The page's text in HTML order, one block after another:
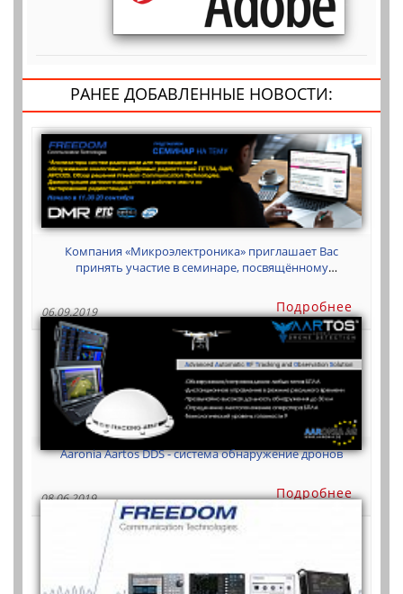
РАНЕЕ ДОБАВЛЕННЫЕ НОВОСТИ:
Компания «Микроэлектроника» приглашает Вас
принять участие в семинаре, посвящённому
радиосвязи компании Freedom Communication
Technologies.
06.09.2019 Подробнее
Aaronia Aartos DDS - система обнаружение дронов
08.06.2019 Подробнее